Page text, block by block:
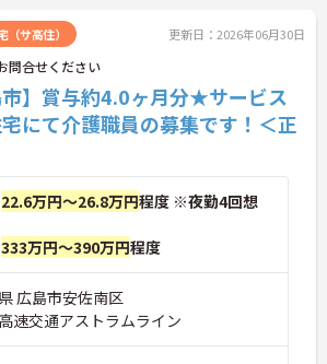
サ高住） 更新日：2026年06月30日
合せください
市】賞与約4.0ヶ月分★サービス
にて介護職員の募集です！＜正
22.6万円～26.8万円程度 ※夜勤4回想
333万円～390万円程度
広島市安佐南区
速交通アストラムライン